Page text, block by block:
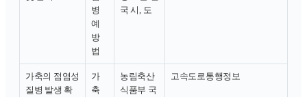
병
예
방
법
국 시, 도
가축의 점염성
질병 발생 확
가
축
농림축산
식품부 국
고속도로통행정보